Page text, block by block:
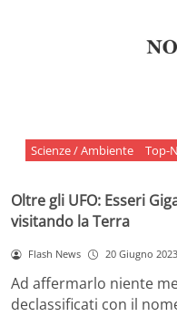
Scienze / Ambiente Top-
Oltre gli UFO: Esseri
visitando la Terra
Flash News 20 Giugno 2023
Ad affermarlo niente
declassificati con il